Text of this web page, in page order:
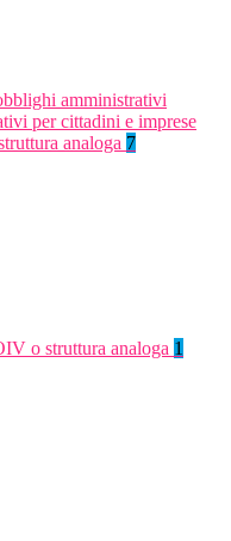
amministrativi
per cittadini e imprese
analoga 7
o struttura analoga 1